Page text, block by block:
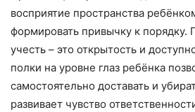
восприятие пространства
формировать привычку к порядку.
учесть – это открытость и
полки на уровне глаз ребёнка
самостоятельно доставать и
развивает чувство